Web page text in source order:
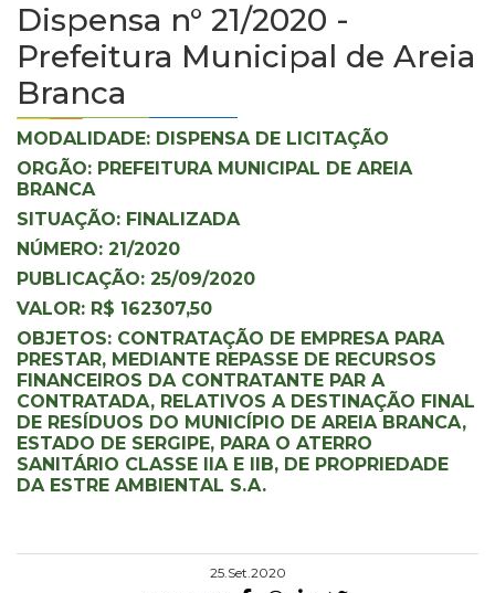
Dispensa n° 21/2020 -
Prefeitura Municipal de Areia
Branca
MODALIDADE: DISPENSA DE LICITAÇÃO
ORGÃO: PREFEITURA MUNICIPAL DE AREIA
BRANCA
SITUAÇÃO: FINALIZADA
NÚMERO: 21/2020
PUBLICAÇÃO: 25/09/2020
VALOR: R$ 162307,50
OBJETOS: CONTRATAÇÃO DE EMPRESA PARA
PRESTAR, MEDIANTE REPASSE DE RECURSOS
FINANCEIROS DA CONTRATANTE PAR A
CONTRATADA, RELATIVOS A DESTINAÇÃO FINAL
DE RESÍDUOS DO MUNICÍPIO DE AREIA BRANCA,
ESTADO DE SERGIPE, PARA O ATERRO
SANITÁRIO CLASSE IIA E IIB, DE PROPRIEDADE
DA ESTRE AMBIENTAL S.A.
25.Set.2020